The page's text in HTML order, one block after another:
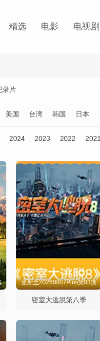
精选 电影 电视剧
录片
美国 台湾 韩国 日本
2024 2023 2022 2021
更新至20260807Plus第03期
密室大逃脱第八季